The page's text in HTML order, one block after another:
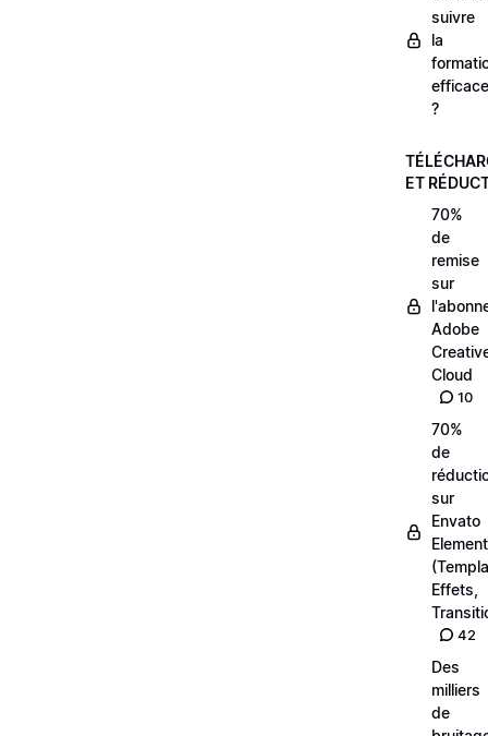
suivre
la
?
ET
70%
de
remise
sur
Adobe
Cloud
10
70%
de
sur
Envato
Effets,
42
Des
milliers
de